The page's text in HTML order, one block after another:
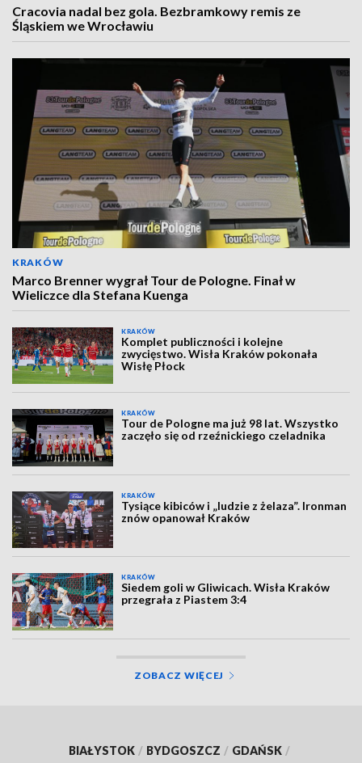
Cracovia nadal bez gola. Bezbramkowy remis ze
Śląskiem we Wrocławiu
KRAKÓW
Marco Brenner wygrał Tour de Pologne. Finał w
Wieliczce dla Stefana Kuenga
KRAKÓW
Komplet publiczności i kolejne
zwycięstwo. Wisła Kraków pokonała
Wisłę Płock
KRAKÓW
Tour de Pologne ma już 98 lat. Wszystko
zaczęło się od rzeźnickiego czeladnika
KRAKÓW
Tysiące kibiców i „ludzie z żelaza”. Ironman
znów opanował Kraków
KRAKÓW
Siedem goli w Gliwicach. Wisła Kraków
przegrała z Piastem 3:4
ZOBACZ WIĘCEJ
BIAŁYSTOK / BYDGOSZCZ / GDAŃSK /